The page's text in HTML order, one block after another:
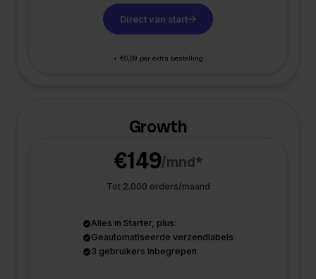
Direct van start
+ €0,09 per extra bestelling
Growth
€149/mnd*
Tot 2.000 orders/maand
Alles in Starter, plus:
Geautomatiseerde verzendlabels
3 gebruikers inbegrepen